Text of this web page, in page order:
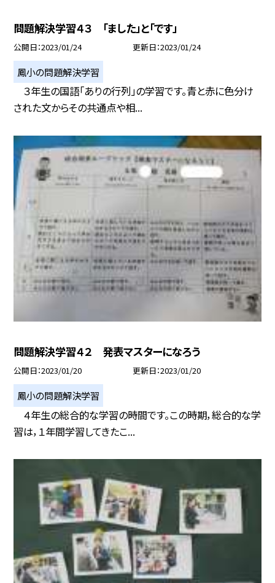
問題解決学習４３ 「ました」と「です」
公開日 2023/01/24 更新日 2023/01/24
鳳小の問題解決学習
３年生の国語「ありの行列」の学習です。青と赤に色分け
された文からその共通点や相...
問題解決学習４２ 発表マスターになろう
公開日 2023/01/20 更新日 2023/01/20
鳳小の問題解決学習
４年生の総合的な学習の時間です。この時期，総合的な学
習は，１年間学習してきたこ...